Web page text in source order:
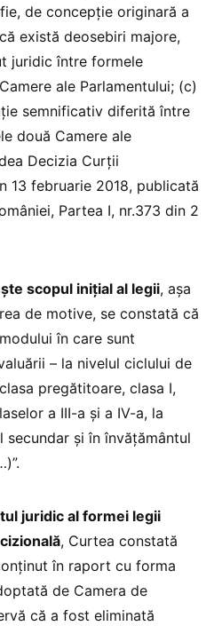
de concepție originară a
există deosebiri majore,
juridic între formele
ale Parlamentului; (c)
semnificativ diferită între
două Camere ale
Decizia Curții
13 februarie 2018, publicată
Partea I, nr.373 din 2
scopul inițial al legii, așa
de motive, se constată că
în care sunt
– la nivelul ciclului de
pregătitoare, clasa I,
a III-a și a IV-a, la
secundar și în învățământul
juridic al formei legii
, Curtea constată
în raport cu forma
de Camera de
că a fost eliminată